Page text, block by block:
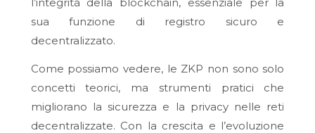
sua funzione di registro sicuro e
decentralizzato.
Come possiamo vedere, le ZKP non sono solo
concetti teorici, ma strumenti pratici che
migliorano la sicurezza e la privacy nelle reti
decentralizzate. Con la crescita e l’evoluzione